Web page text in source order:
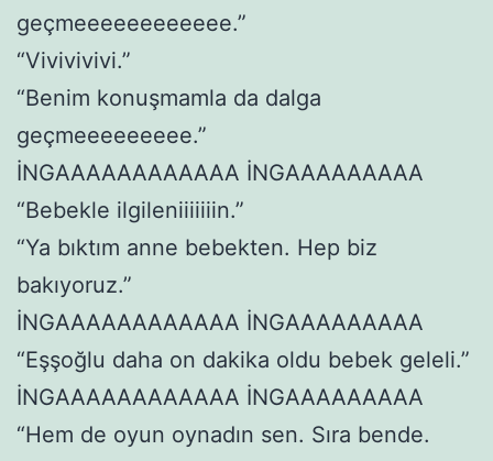
geçmeeeeeeeeeeee.”
“Vivivivivi.”
“Benim konuşmamla da dalga
geçmeeeeeeeee.”
İNGAAAAAAAAAAAA İNGAAAAAAAAA
“Bebekle ilgileniiiiiiin.”
“Ya bıktım anne bebekten. Hep biz
bakıyoruz.”
İNGAAAAAAAAAAAA İNGAAAAAAAAA
“Eşşoğlu daha on dakika oldu bebek geleli.”
İNGAAAAAAAAAAAA İNGAAAAAAAAA
“Hem de oyun oynadın sen. Sıra bende.